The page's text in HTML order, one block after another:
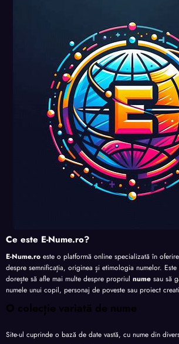
Ce este E-Nume.ro?
E-Nume.ro este o platformă online specializată în
despre semnificația, originea și etimologia numelor.
dorește să afle mai multe despre propriul nume sau să
numele unui copil, personaj de poveste sau proiect
O colecție variată de nume
Site-ul cuprinde o bază de date vastă, cu nume din